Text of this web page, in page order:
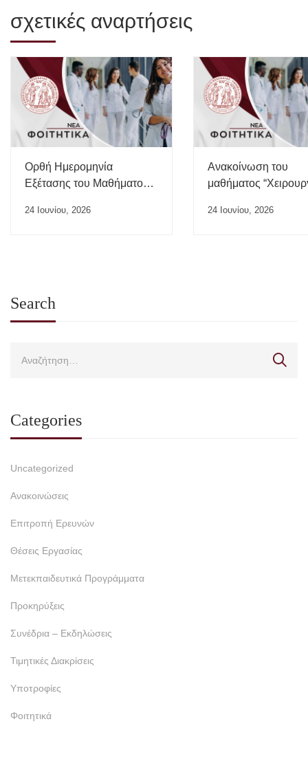
σχετικές αναρτήσεις
Ορθή Ημερομηνία
Εξέτασης του Μαθήματος
24 Ιουνίου, 2026
Ανακοίνωση του
μαθήματος
24 Ιουνίου, 2026
Search
Categories
Uncategorized
Ανακοινώσεις
Επιτροπή Ερευνών
Θέσεις Εργασίας
Μετεκπαιδευτικά Προγράμματα
Προκηρύξεις
Συνέδρια – Εκδηλώσεις
Τιμητικές Διακρίσεις
Υποτροφίες
Φοιτητικά